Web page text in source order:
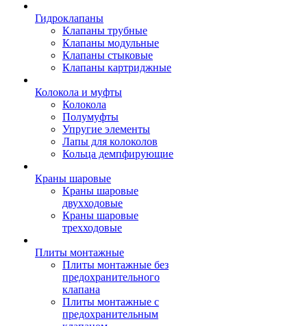
Гидроклапаны
Клапаны трубные
Клапаны модульные
Клапаны стыковые
Клапаны картриджные
Колокола и муфты
Колокола
Полумуфты
Упругие элементы
Лапы для колоколов
Кольца демпфирующие
Краны шаровые
Краны шаровые
двухходовые
Краны шаровые
трехходовые
Плиты монтажные
Плиты монтажные без
предохранительного
клапана
Плиты монтажные с
предохранительным